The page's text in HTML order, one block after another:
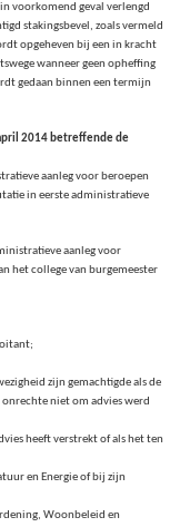
voorkomend geval verlengd
stakingsbevel, zoals vermeld
opgeheven bij een in kracht
wanneer geen opheffing
gedaan binnen een termijn
2014 betreffende de
aanleg voor beroepen
in eerste administratieve
aanleg voor
het college van burgemeester
zijn gemachtigde als de
niet om advies werd
heeft verstrekt of als het ten
en Energie of bij zijn
Woonbeleid en